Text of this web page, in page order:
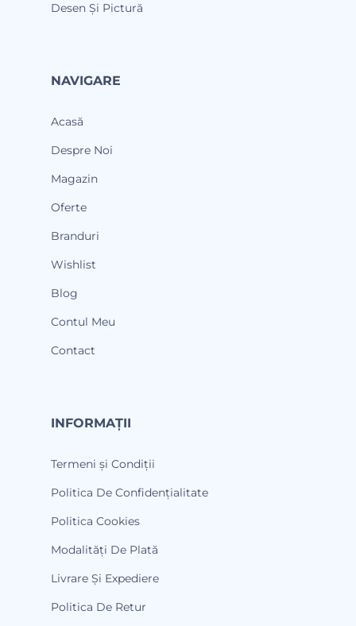
Desen Și Pictură
NAVIGARE
Acasă
Despre Noi
Magazin
Oferte
Branduri
Wishlist
Blog
Contul Meu
Contact
INFORMAȚII
Termeni și Condiții
Politica De Confidențialitate
Politica Cookies
Modalități De Plată
Livrare Și Expediere
Politica De Retur